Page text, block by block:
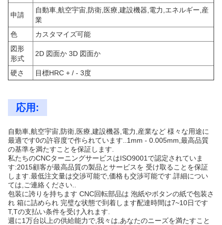
申請
自動車,航空宇宙,防衛,医療,建設機器,電力,エネルギー,産
業
色
カスタマイズ可能
図形
形式
2D 図面か 3D 図面か
硬さ 目標HRC + / - 3度
応用:
自動車,航空宇宙,防衛,医療,建設機器,電力,産業など 様々な用途に
最適です0の許容度で作られています..1mm - 0.005mm,最高品質
の基準を満たすことを保証します.
私たちのCNCターニングサービスはISO9001で認定されていま
す:2015顧客が最高品質の製品とサービスを 受け取ることを保証
します.最低注文量は交渉可能で,価格も交渉可能です.詳細につい
ては,ご連絡ください..
包装に誇りを持ちます CNC回転部品は 泡紙やボタンの紙で包装さ
れ 箱に詰められ 完璧な状態で到着します配達時間は7~10日です
T,Tの支払い条件を受け入れます.
週に1万台以上の供給能力で,我々は,あなたのニーズを満たすこと